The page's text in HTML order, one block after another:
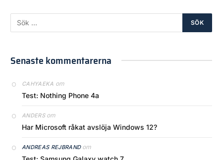
Senaste kommentarerna
CAHYAEKA om
Test: Nothing Phone 4a
ANDERSom
Har Microsoft råkat avslöja Windows 12?
ANDREAS REJBRANDom